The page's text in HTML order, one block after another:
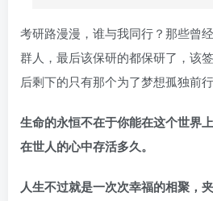
考研路漫漫，谁与我同行？那些曾
群人，最后该保研的都保研了，该
后剩下的只有那个为了梦想孤独前行
生命的永恒不在于你能在这个世界
在世人的心中存活多久。
人生不过就是一次次幸福的相聚，